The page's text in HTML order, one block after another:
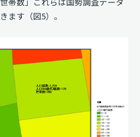
ます（図5）。